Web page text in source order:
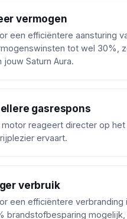
vermogen
een efficiëntere aansturing
tot wel 30%,
jouw Saturn Aura.
gasrespons
motor reageert directer op
ervaart.
verbruik
een efficiëntere
brandstofbesparing